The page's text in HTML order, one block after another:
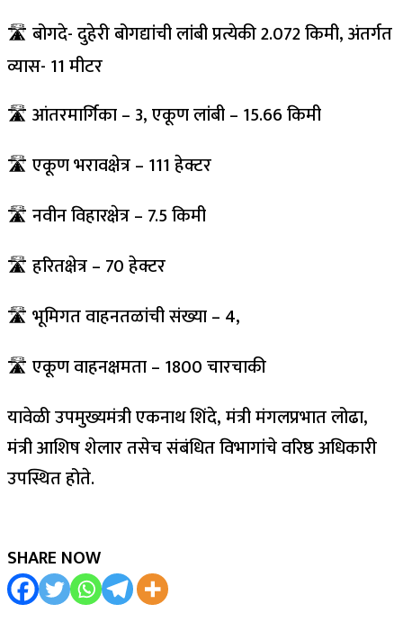
🛣️ बोगदे- दुहेरी बोगद्यांची लांबी प्रत्येकी 2.072 किमी, अंतर्गत
व्यास- 11 मीटर
🛣️ आंतरमार्गिका – 3, एकूण लांबी – 15.66 किमी
🛣️ एकूण भरावक्षेत्र – 111 हेक्टर
🛣️ नवीन विहारक्षेत्र – 7.5 किमी
🛣️ हरितक्षेत्र – 70 हेक्टर
🛣️ भूमिगत वाहनतळांची संख्या – 4,
🛣️ एकूण वाहनक्षमता – 1800 चारचाकी
यावेळी उपमुख्यमंत्री एकनाथ शिंदे, मंत्री मंगलप्रभात लोढा,
मंत्री आशिष शेलार तसेच संबंधित विभागांचे वरिष्ठ अधिकारी
उपस्थित होते.
SHARE NOW